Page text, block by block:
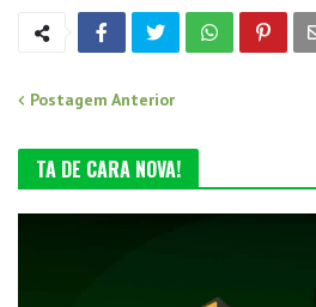
Postagem Anterior
TA DE CARA NOVA!